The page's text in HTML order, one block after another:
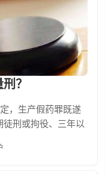
？
，生产假药罪既遂
刑或拘役、三年以
生产规模、违法所